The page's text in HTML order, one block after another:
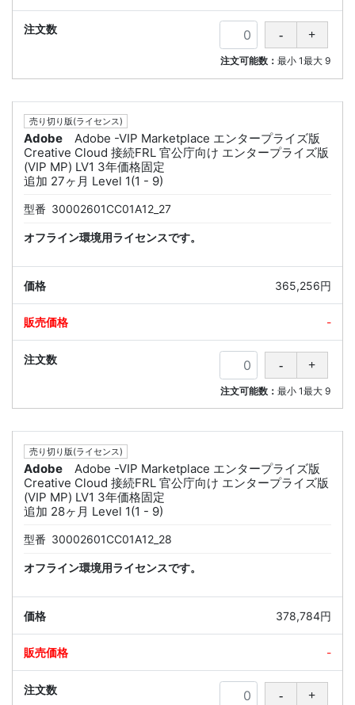
注文可能数：最小 1最大 9
売り切り版(ライセンス)
Adobe
Adobe -VIP Marketplace エンタープライズ版
Creative Cloud 接続FRL 官公庁向け エンタープライズ版
(VIP MP) LV1 3年価格固定
追加 27ヶ月 Level 1(1 - 9)
型番 30002601CC01A12_27
オフライン環境用ライセンスです。
365,256円
-
注文可能数：最小 1最大 9
売り切り版(ライセンス)
Adobe
Adobe -VIP Marketplace エンタープライズ版
Creative Cloud 接続FRL 官公庁向け エンタープライズ版
(VIP MP) LV1 3年価格固定
追加 28ヶ月 Level 1(1 - 9)
型番 30002601CC01A12_28
オフライン環境用ライセンスです。
378,784円
-